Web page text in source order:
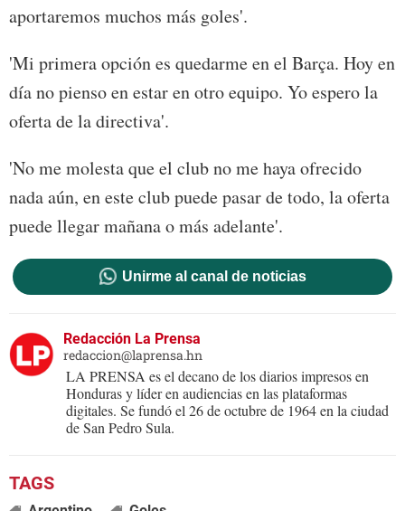
aportaremos muchos más goles'.
'Mi primera opción es quedarme en el Barça. Hoy en
día no pienso en estar en otro equipo. Yo espero la
oferta de la directiva'.
'No me molesta que el club no me haya ofrecido
nada aún, en este club puede pasar de todo, la oferta
puede llegar mañana o más adelante'.
Unirme al canal de noticias
Redacción La Prensa
redaccion@laprensa.hn
LA PRENSA es el decano de los diarios impresos en
Honduras y líder en audiencias en las plataformas
digitales. Se fundó el 26 de octubre de 1964 en la ciudad
de San Pedro Sula.